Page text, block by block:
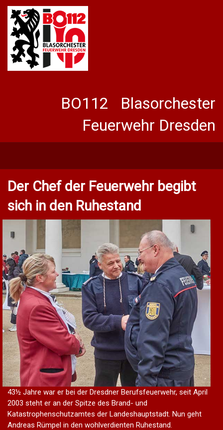
BO112 Blasorchester
Feuerwehr Dresden
Der Chef der Feuerwehr begibt
sich in den Ruhestand
43½ Jahre war er bei der Dresdner Berufsfeuerwehr, seit April
2003 steht er an der Spitze des Brand- und
Katastrophenschutzamtes der Landeshauptstadt. Nun geht
Andreas Rümpel in den wohlverdienten Ruhestand.